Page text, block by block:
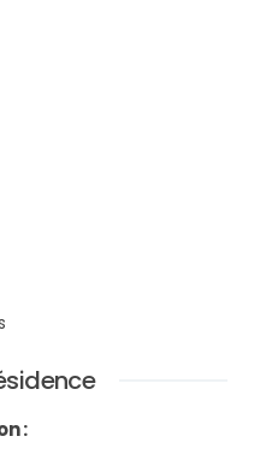
: